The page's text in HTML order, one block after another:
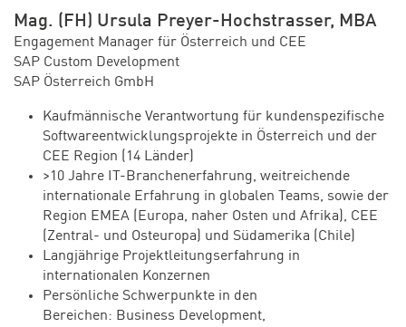
Mag. (FH) Ursula Preyer-Hochstrasser, MBA
Engagement Manager für Österreich und CEE
SAP Custom Development
SAP Österreich GmbH
Kaufmännische Verantwortung für kundenspezifische
Softwareentwicklungsprojekte in Österreich und der
CEE Region (14 Länder)
>10 Jahre IT-Branchenerfahrung, weitreichende
internationale Erfahrung in globalen Teams, sowie der
Region EMEA (Europa, naher Osten und Afrika), CEE
(Zentral- und Osteuropa) und Südamerika (Chile)
Langjährige Projektleitungserfahrung in
internationalen Konzernen
Persönliche Schwerpunkte in den
Bereichen: Business Development,